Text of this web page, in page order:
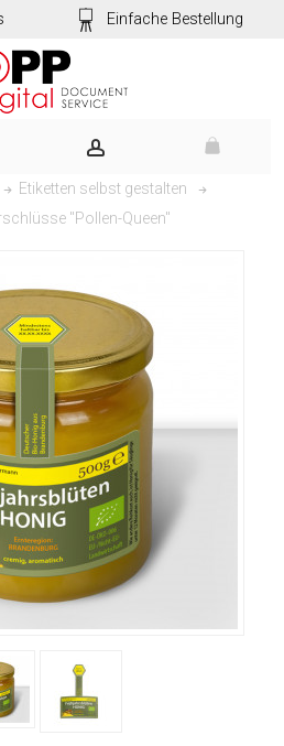
Einfache Bestellung
Etiketten selbst gestalten
"Pollen-Queen"